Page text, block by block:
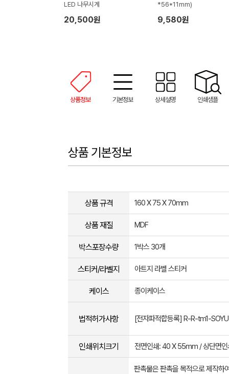
LED 나무시계
20,500원
*56*11mm)
9,580원
상품정보 기본정보 상세설명 인쇄샘플
상품 기본정보
상품 규격 160 X 75 X 70mm
상품 재질 MDF
박스포장수량 1박스 30개
스티커/라벨지 아트지 라벨 스티커
케이스 종이케이스
법적허가사항 [전자파적합등록] R-R-tm1-
인쇄위치크기 전면인쇄: 40 X 55mm / 상단면
판촉물은 판촉을 목적으로 제작하